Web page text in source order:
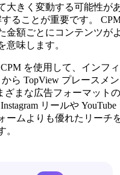
大きく変動する可能性が
ることが重要です。
金額ごとにコンテンツが
意味します。
を使用して、インフ
ら TopView プレースメ
ざまな広告フォーマット
リールや
ームよりも優れたリーチ
。